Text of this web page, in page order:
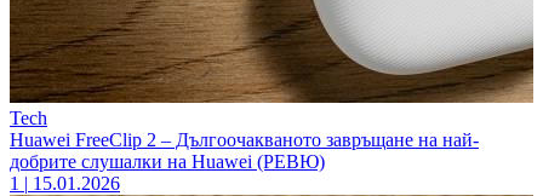
Tech
Huawei FreeClip 2 – Дългоочакваното завръщане на най-
добрите слушалки на Huawei (РЕВЮ)
1 | 15.01.2026